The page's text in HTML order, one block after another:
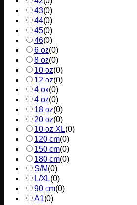
43(0)
44(0)
45(0)
46(0)
6 oz(0)
8 oz(0)
10 oz(0)
12 oz(0)
4 ox(0)
4 oz(0)
18 oz(0)
20 oz(0)
10 oz XL(0)
120 cm(0)
150 cm(0)
180 cm(0)
S/M(0)
L/XL(0)
90 cm(0)
A1(0)